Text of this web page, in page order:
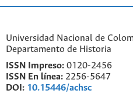
Universidad Nacional de
Departamento de Historia
ISSN Impreso: 0120-2456
ISSN En línea: 2256-5647
DOI: 10.15446/achsc